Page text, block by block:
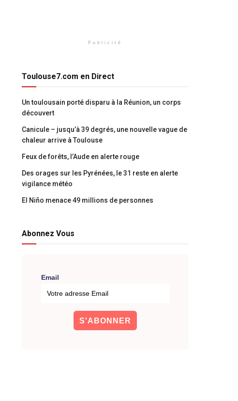
Publicité
Toulouse7.com en Direct
Un toulousain porté disparu à la Réunion, un corps
découvert
Canicule – jusqu’à 39 degrés, une nouvelle vague de
chaleur arrive à Toulouse
Feux de forêts, l’Aude en alerte rouge
Des orages sur les Pyrénées, le 31 reste en alerte
vigilance météo
El Niño menace 49 millions de personnes
Abonnez Vous
Email